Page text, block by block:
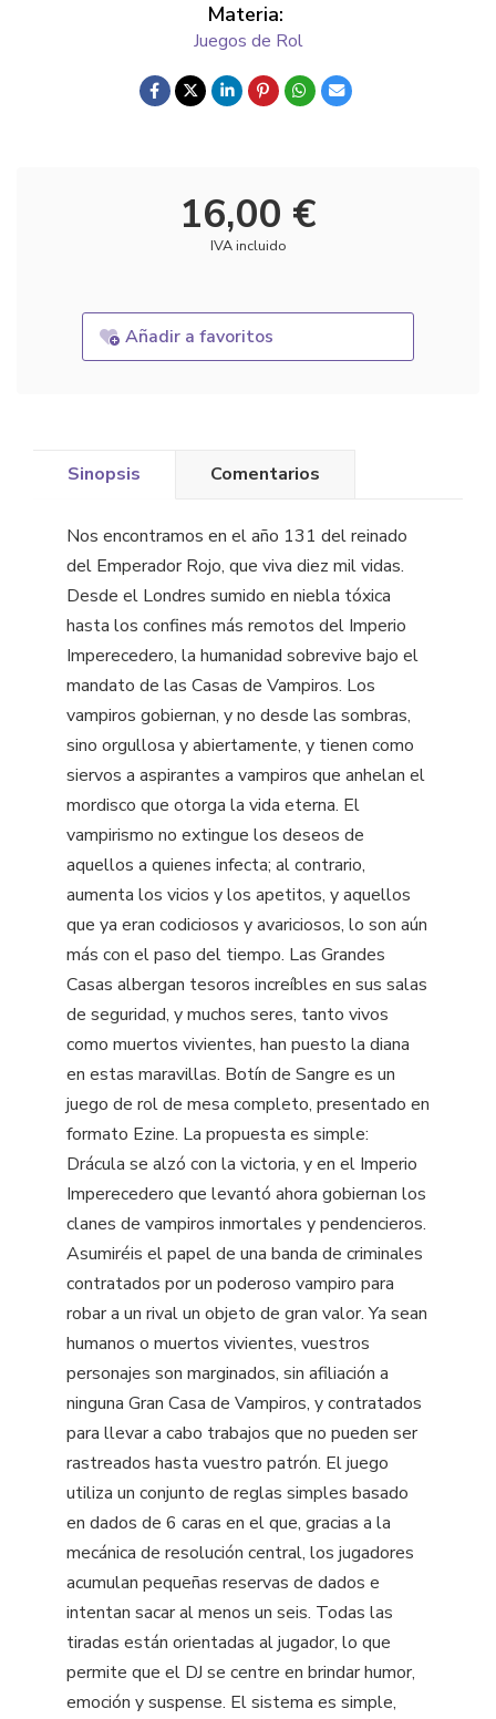
Materia:
Juegos de Rol
16,00 €
IVA incluido
Añadir a favoritos
Sinopsis Comentarios
Nos encontramos en el año 131 del reinado
del Emperador Rojo, que viva diez mil vidas.
Desde el Londres sumido en niebla tóxica
hasta los confines más remotos del Imperio
Imperecedero, la humanidad sobrevive bajo el
mandato de las Casas de Vampiros. Los
vampiros gobiernan, y no desde las sombras,
sino orgullosa y abiertamente, y tienen como
siervos a aspirantes a vampiros que anhelan el
mordisco que otorga la vida eterna. El
vampirismo no extingue los deseos de
aquellos a quienes infecta; al contrario,
aumenta los vicios y los apetitos, y aquellos
que ya eran codiciosos y avariciosos, lo son aún
más con el paso del tiempo. Las Grandes
Casas albergan tesoros increíbles en sus salas
de seguridad, y muchos seres, tanto vivos
como muertos vivientes, han puesto la diana
en estas maravillas. Botín de Sangre es un
juego de rol de mesa completo, presentado en
formato Ezine. La propuesta es simple:
Drácula se alzó con la victoria, y en el Imperio
Imperecedero que levantó ahora gobiernan los
clanes de vampiros inmortales y pendencieros.
Asumiréis el papel de una banda de criminales
contratados por un poderoso vampiro para
robar a un rival un objeto de gran valor. Ya sean
humanos o muertos vivientes, vuestros
personajes son marginados, sin afiliación a
ninguna Gran Casa de Vampiros, y contratados
para llevar a cabo trabajos que no pueden ser
rastreados hasta vuestro patrón. El juego
utiliza un conjunto de reglas simples basado
en dados de 6 caras en el que, gracias a la
mecánica de resolución central, los jugadores
acumulan pequeñas reservas de dados e
intentan sacar al menos un seis. Todas las
tiradas están orientadas al jugador, lo que
permite que el DJ se centre en brindar humor,
emoción y suspense. El sistema es simple,